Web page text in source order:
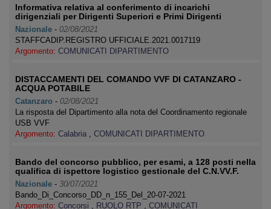
Informativa relativa al conferimento di incarichi
dirigenziali per Dirigenti Superiori e Primi Dirigenti
Nazionale - 02/08/2021
STAFFCADIP.REGISTRO UFFICIALE.2021.0017119
Argomento: COMUNICATI DIPARTIMENTO
DISTACCAMENTI DEL COMANDO VVF DI CATANZARO -
ACQUA POTABILE
Catanzaro - 02/08/2021
La risposta del Dipartimento alla nota del Coordinamento regionale
USB VVF
Argomento: Calabria , COMUNICATI DIPARTIMENTO
Bando del concorso pubblico, per esami, a 128 posti nella
qualifica di ispettore logistico gestionale del C.N.VV.F.
Nazionale - 30/07/2021
Bando_Di_Concorso_DD_n_155_Del_20-07-2021
Argomento: Concorsi , RUOLO RTP , COMUNICATI